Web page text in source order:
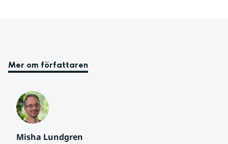
Mer om författaren
Misha Lundgren